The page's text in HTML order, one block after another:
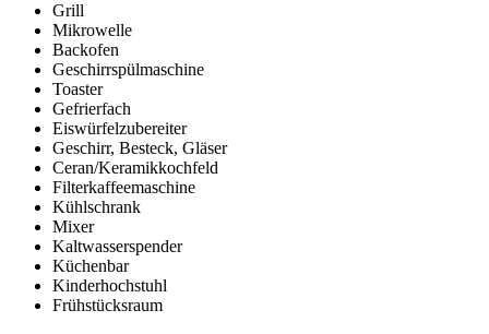
Grill
Mikrowelle
Backofen
Geschirrspülmaschine
Toaster
Gefrierfach
Eiswürfelzubereiter
Geschirr, Besteck, Gläser
Ceran/Keramikkochfeld
Filterkaffeemaschine
Kühlschrank
Mixer
Kaltwasserspender
Küchenbar
Kinderhochstuhl
Frühstücksraum